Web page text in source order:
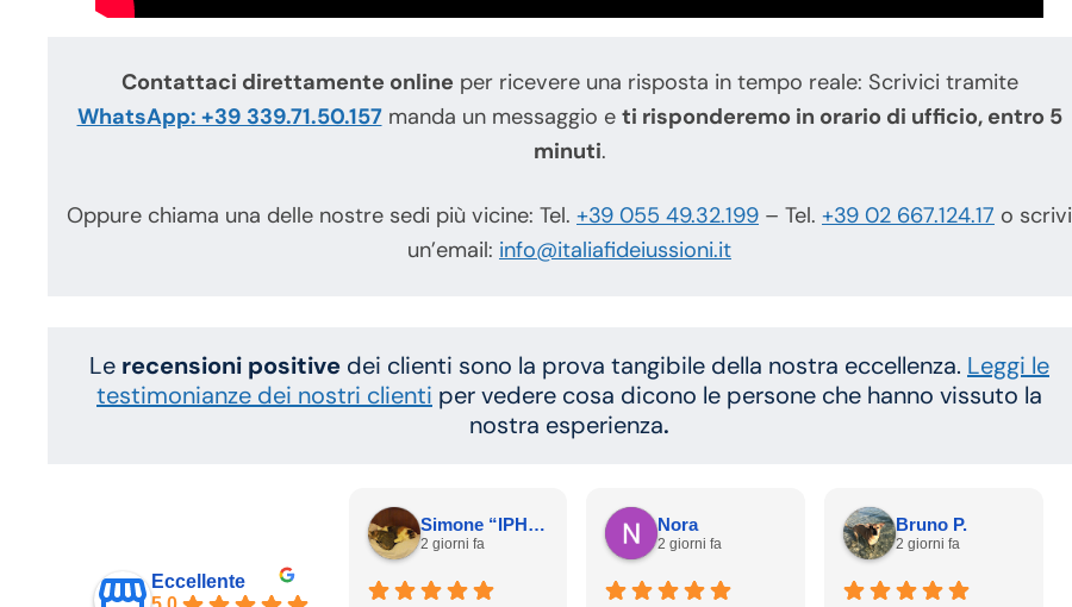
Contattaci direttamente online per ricevere una risposta in tempo reale: Scrivici tramite
WhatsApp: +39 339.71.50.157manda un messaggio e ti risponderemo in orario di ufficio, entro 5
minuti.
Oppure chiama una delle nostre sedi più vicine: Tel. +39 055 49.32.199 – Tel. +39 02 667.124.17 o scrivi
un’email: info@italiafideiussioni.it
Le recensioni positive dei clienti sono la prova tangibile della nostra eccellenza. Leggi le
testimonianze dei nostri clienti per vedere cosa dicono le persone che hanno vissuto la
nostra esperienza.
Eccellente
Simone “IPHONE5 JAILBREAK” P.
2 giorni fa
Nora
2 giorni fa
Bruno P.
2 giorni fa